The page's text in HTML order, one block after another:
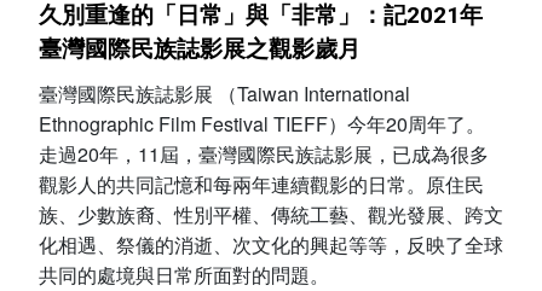
久別重逢的「日常」與「非常」：記2021年
臺灣國際民族誌影展之觀影歲月
臺灣國際民族誌影展 （Taiwan International
Ethnographic Film Festival TIEFF）今年20周年了。
走過20年，11屆，臺灣國際民族誌影展，已成為很多
觀影人的共同記憶和每兩年連續觀影的日常。原住民
族、少數族裔、性別平權、傳統工藝、觀光發展、跨文
化相遇、祭儀的消逝、次文化的興起等等，反映了全球
共同的處境與日常所面對的問題。